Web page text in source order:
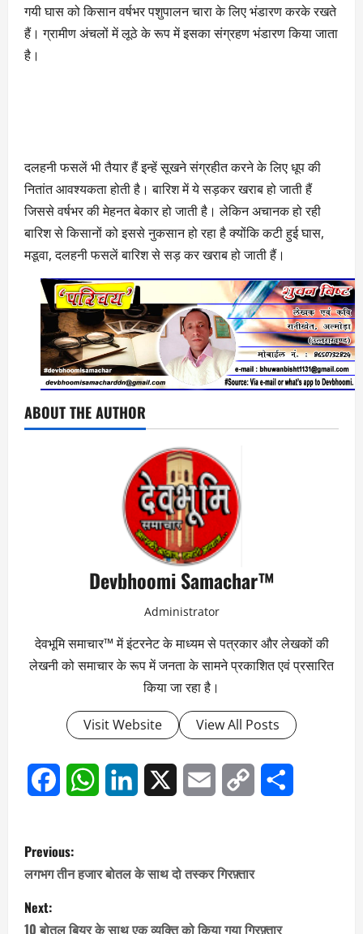
गयी घास को किसान वर्षभर पशुपालन चारा के लिए भंडारण करके रखते
हैं। ग्रामीण अंचलों में लूठे के रूप में इसका संग्रहण भंडारण किया जाता
है।
दलहनी फसलें भी तैयार हैं इन्हें सूखने संग्रहीत करने के लिए धूप की
नितांत आवश्यकता होती है। बारिश में ये सड़कर खराब हो जाती हैं
जिससे वर्षभर की मेहनत बेकार हो जाती है। लेकिन अचानक हो रही
बारिश से किसानों को इससे नुकसान हो रहा है क्योंकि कटी हुई घास,
मडूवा, दलहनी फसलें बारिश से सड़ कर खराब हो जाती हैं।
ABOUT THE AUTHOR
Devbhoomi Samachar™
Administrator
देवभूमि समाचार™ में इंटरनेट के माध्यम से पत्रकार और लेखकों की
लेखनी को समाचार के रूप में जनता के सामने प्रकाशित एवं प्रसारित
किया जा रहा है।
Visit Website View All Posts
FacebookWhatsAppLinkedIn Email
Copy
P
o
s
Previous:
लगभग तीन हजार बोतल के साथ दो तस्कर गिरफ़्तार
Next:
10 बोतल बियर के साथ एक व्यक्ति को किया गया गिरफ़्तार